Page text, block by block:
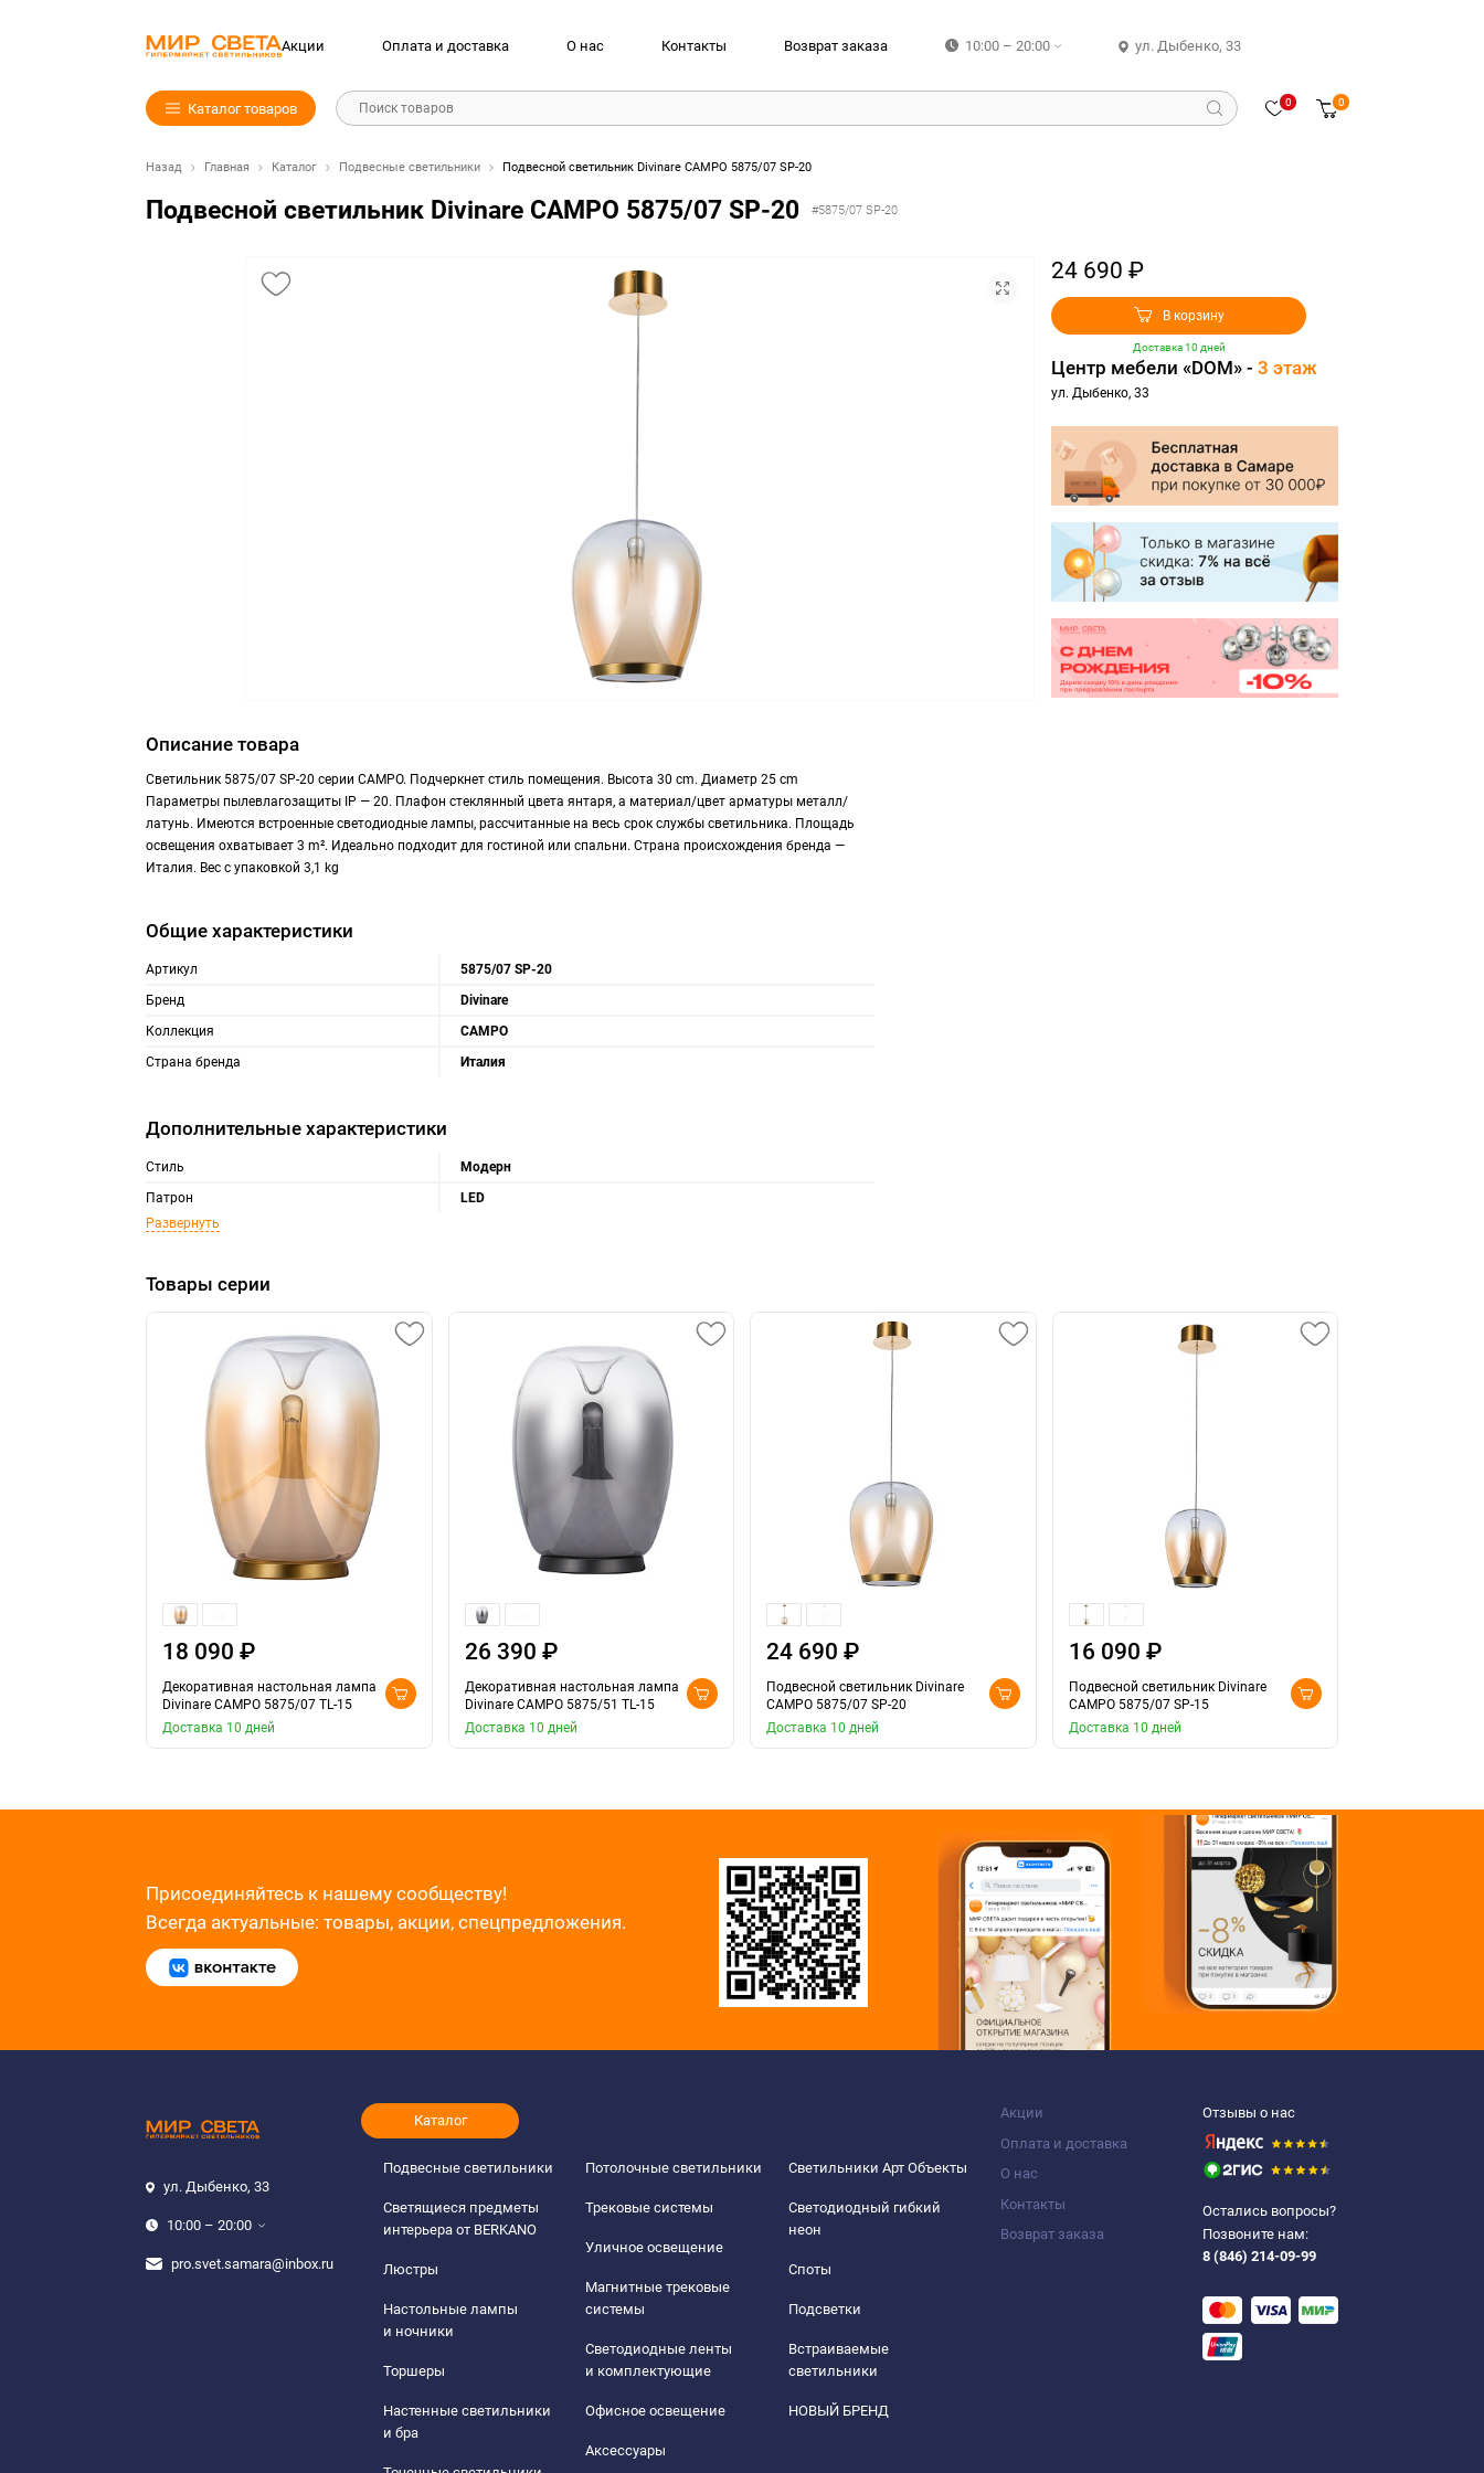
Акции Оплата и доставка О нас Контакты Возврат заказа 10:00 – 20:00 ул. Дыбенко, 33
Каталог товаров Поиск товаров 0 0
Назад Главная Каталог Подвесные светильники Подвесной светильник Divinare CAMPO 5875/07 SP-20
Подвесной светильник Divinare CAMPO 5875/07 SP-20 #5875/07 SP-20
24 690 ₽
В корзину
Доставка 10 дней
Центр мебели «DOM» - 3 этаж
ул. Дыбенко, 33
Описание товара
Светильник 5875/07 SP-20 серии CAMPO. Подчеркнет стиль помещения. Высота 30 cm. Диаметр 25 cm
Параметры пылевлагозащиты IP — 20. Плафон стеклянный цвета янтаря, а материал/цвет арматуры металл/
латунь. Имеются встроенные светодиодные лампы, рассчитанные на весь срок службы светильника. Площадь
освещения охватывает 3 m². Идеально подходит для гостиной или спальни. Страна происхождения бренда —
Италия. Вес с упаковкой 3,1 kg
Общие характеристики
Артикул
5875/07 SP-20
Бренд
Divinare
Коллекция
CAMPO
Страна бренда
Италия
Дополнительные характеристики
Стиль
Модерн
Патрон
LED
Развернуть
Товары серии
18 090 ₽
Декоративная настольная лампа
Divinare CAMPO 5875/07 TL-15
Доставка 10 дней
26 390 ₽
Декоративная настольная лампа
Divinare CAMPO 5875/51 TL-15
Доставка 10 дней
24 690 ₽
Подвесной светильник Divinare
CAMPO 5875/07 SP-20
Доставка 10 дней
16 090 ₽
Подвесной светильник Divinare
CAMPO 5875/07 SP-15
Доставка 10 дней
Присоединяйтесь к нашему сообществу!
Всегда актуальные: товары, акции, спецпредложения.
ул. Дыбенко, 33
10:00 – 20:00
pro.svet.samara@inbox.ru
Акции
Оплата и доставка
О нас
Контакты
Возврат заказа
Каталог
Подвесные светильники
Светящиеся предметы
интерьера от BERKANO
Люстры
Настольные лампы
и ночники
Торшеры
Настенные светильники
и бра
Потолочные светильники
Трековые системы
Уличное освещение
Магнитные трековые
системы
Светодиодные ленты
и комплектующие
Офисное освещение
Аксессуары
Светильники Арт Объекты
Светодиодный гибкий
неон
Споты
Подсветки
Встраиваемые
светильники
НОВЫЙ БРЕНД
Отзывы о нас
Остались вопросы?
Позвоните нам:
8 (846) 214-09-99